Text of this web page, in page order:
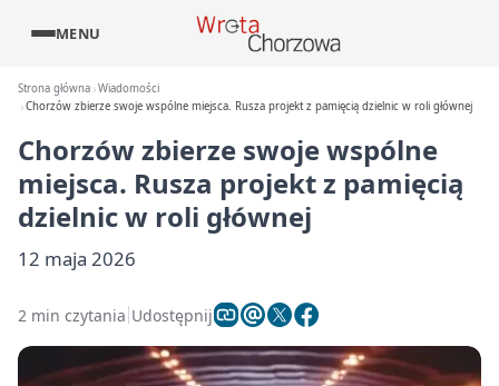
MENU
Strona główna Wiadomości
Chorzów zbierze swoje wspólne miejsca. Rusza projekt z pamięcią dzielnic w roli głównej
Chorzów zbierze swoje wspólne
miejsca. Rusza projekt z pamięcią
dzielnic w roli głównej
12 maja 2026
2 min czytania Udostępnij